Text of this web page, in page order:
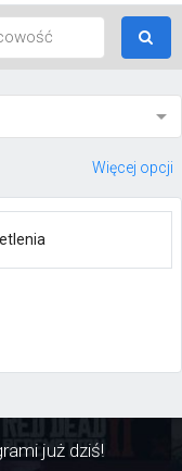
Więcej opcji
już dziś!